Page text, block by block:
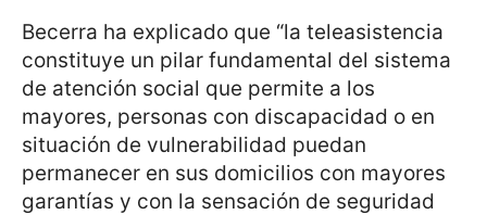
Becerra ha explicado que “la teleasistencia
constituye un pilar fundamental del sistema
de atención social que permite a los
mayores, personas con discapacidad o en
situación de vulnerabilidad puedan
permanecer en sus domicilios con mayores
garantías y con la sensación de seguridad